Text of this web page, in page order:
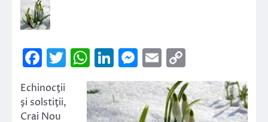
Facebook
Twitter
WhatsApp
LinkedIn
Messenger
Email
Link
Echinocţii
şi solstiţii,
Crai Nou